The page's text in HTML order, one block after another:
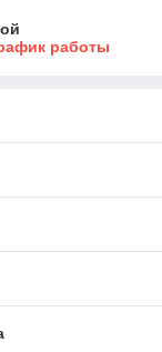
работы